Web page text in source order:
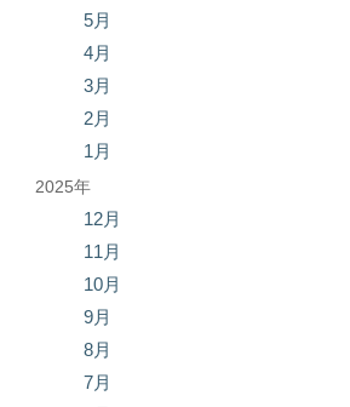
5月
4月
3月
2月
1月
2025年
12月
11月
10月
9月
8月
7月